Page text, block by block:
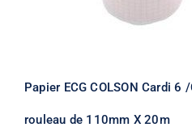
Papier ECG COLSON Cardi
rouleau de 110mm X 20m